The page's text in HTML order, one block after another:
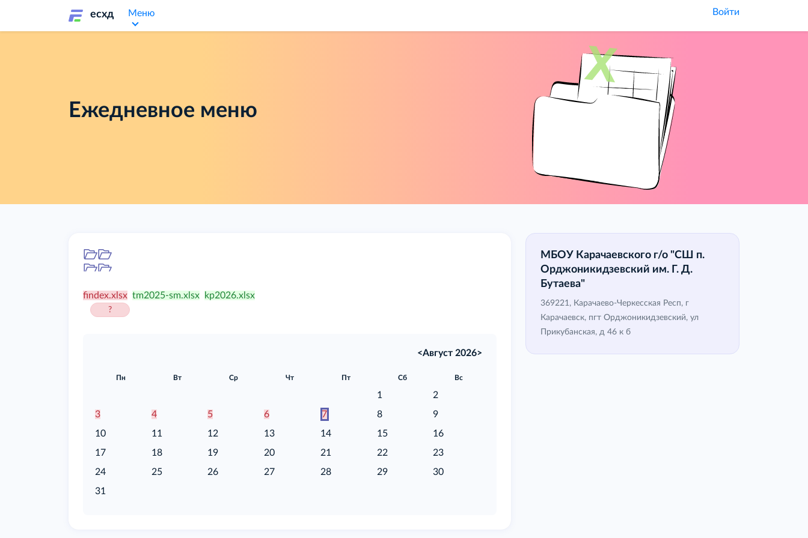
есхд Меню Войти
Ежедневное меню
findex.xlsx
?
tm2025-sm.xlsx kp2026.xlsx
<Август 2026>
Пн Вт Ср Чт Пт Сб Вс
1
2
3
4 5 6 7 8
9
10
11 12 13 14 15
16
17
18 19 20 21 22
23
24
25 26 27 28 29
30
31
МБОУ Карачаевского г/о "СШ п.
Орджоникидзевский им. Г. Д.
Бутаева"
369221, Карачаево-Черкесская Респ, г
Карачаевск, пгт Орджоникидзевский, ул
Прикубанская, д 46 к б